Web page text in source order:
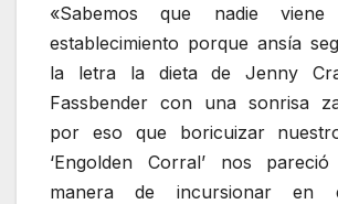
«Sabemos que nadie
establecimiento porque ansía
la letra la dieta de Jenny
Fassbender con una sonrisa
por eso que boricuizar
‘Engolden Corral’ nos
manera de incursionar en